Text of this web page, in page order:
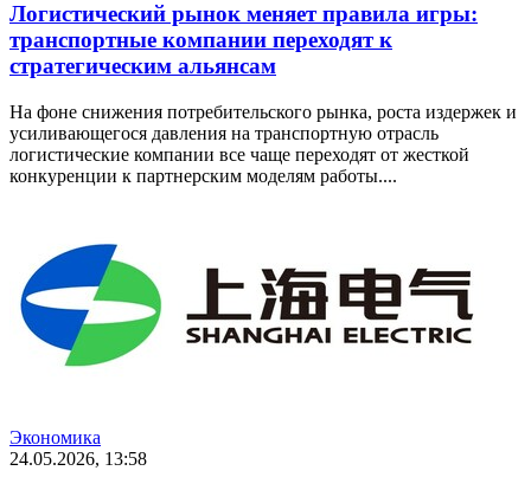
Логистический рынок меняет правила игры:
транспортные компании переходят к
стратегическим альянсам
На фоне снижения потребительского рынка, роста издержек и
усиливающегося давления на транспортную отрасль
логистические компании все чаще переходят от жесткой
конкуренции к партнерским моделям работы....
Экономика
24.05.2026, 13:58